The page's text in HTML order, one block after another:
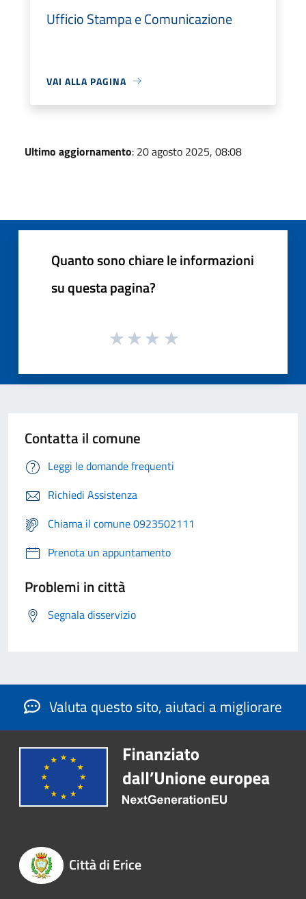
Ufficio Stampa e Comunicazione
VAI ALLA PAGINA
Ultimo aggiornamento: 20 agosto 2025, 08:08
Quanto sono chiare le informazioni
su questa pagina?
Contatta il comune
Leggi le domande frequenti
Richiedi Assistenza
Chiama il comune 0923502111
Prenota un appuntamento
Problemi in città
Segnala disservizio
Valuta questo sito, aiutaci a migliorare
Città di Erice